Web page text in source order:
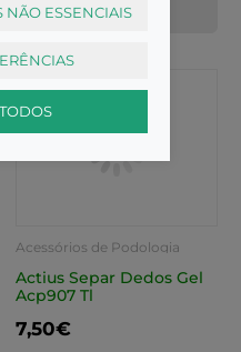
COMPRAR
Acessórios de Podologia
Actius Separ Dedos Gel
Acp907 Tl
7,50€
NÃO ESSENCIAIS